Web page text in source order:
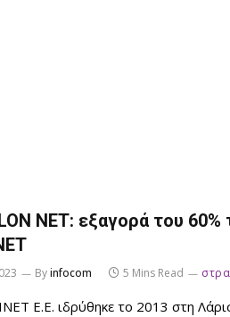
NET: εξαγορά του 60%
Byinfocom 5 Mins Read
Ε.Ε. ιδρύθηκε το 2013 στη